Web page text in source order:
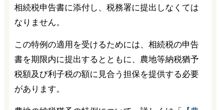
相続税申告書に添付し、税務署に提出しなくては
なりません。
この特例の適用を受けるためには、相続税の申告
書を期限内に提出するとともに、農地等納税猶予
税額及び利子税の額に見合う担保を提供する必要
があります。